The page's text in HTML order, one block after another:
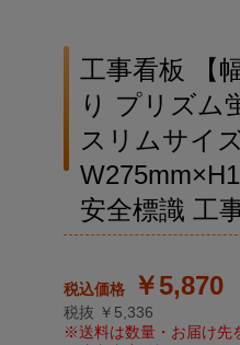
工事看板 【
り プリズム
スリムサイ
安全標識 工
￥5,870
税抜 ￥5,336